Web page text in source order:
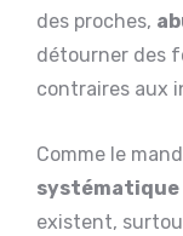
des proches,
détourner des
contraires aux
Comme le
systématique
existent,